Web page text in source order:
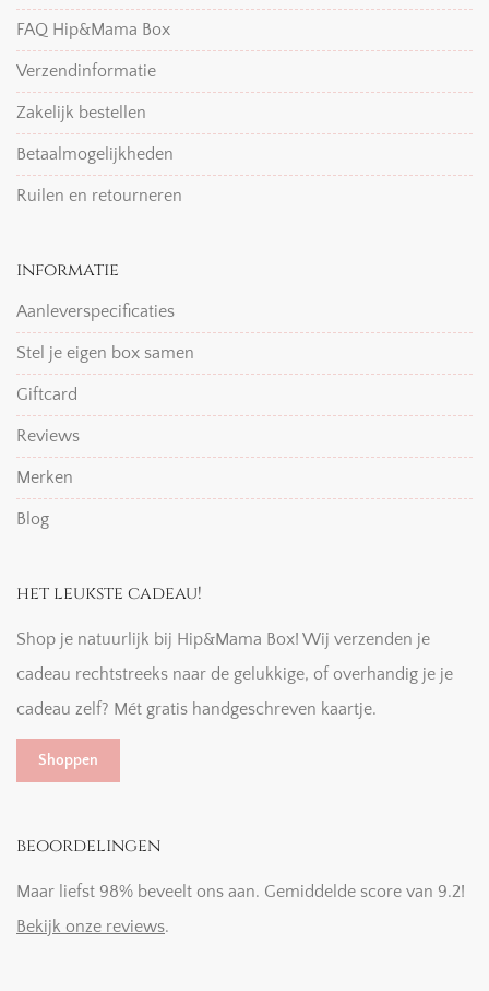
FAQ Hip&Mama Box
Verzendinformatie
Zakelijk bestellen
Betaalmogelijkheden
Ruilen en retourneren
informatie
Aanleverspecificaties
Stel je eigen box samen
Giftcard
Reviews
Merken
Blog
het leukste cadeau!
Shop je natuurlijk bij Hip&Mama Box! Wij verzenden je
cadeau rechtstreeks naar de gelukkige, of overhandig je je
cadeau zelf? Mét gratis handgeschreven kaartje.
Shoppen
beoordelingen
Maar liefst 98% beveelt ons aan. Gemiddelde score van 9.2!
Bekijk onze reviews.